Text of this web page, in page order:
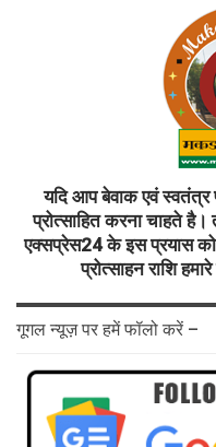
यदि आप बेवाक एवं स्वतंत्र
प्रोत्साहित करना चाहते
एक्सप्रेस24 के इस प्रयास को
प्रोत्साहन राशि
गूगल न्यूज़ पर हमें फॉलो करें –